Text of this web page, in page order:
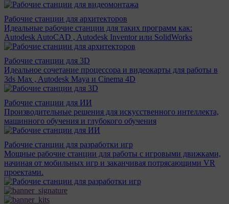
Рабочие станции для архитекторов
Идеальные рабочие станции для таких программ как:
Autodesk AutoCAD , Autodesk Inventor или SolidWorks
Рабочие станции для 3D
Идеальное сочетание процессора и видеокарты для работы в
3ds Max , Autodesk Maya и Cinema 4D
Рабочие станции для ИИ
Производительные решения для искусственного интеллекта,
машинного обучения и глубокого обучения
Рабочие станции для разработки игр
Мощные рабочие станции для работы с игровыми движками,
начиная от мобильных игр и заканчивая потрясающими VR
проектами.